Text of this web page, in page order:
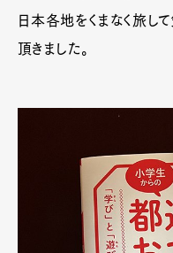
日本各地をくまなく旅し
頂きました。